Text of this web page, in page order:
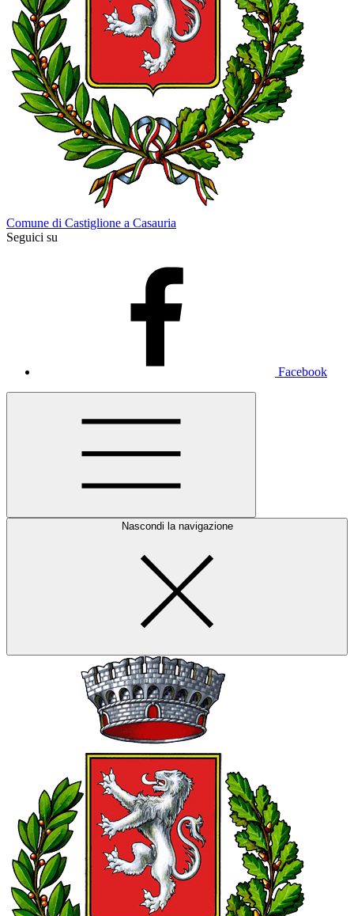
Comune di Castiglione a Casauria
Seguici su
Facebook
Nascondi la navigazione